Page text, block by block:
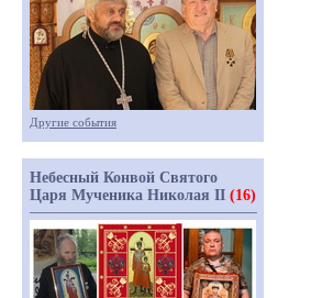
Другие события
Небесный Конвой Святого
Царя Мученика Николая II (16)